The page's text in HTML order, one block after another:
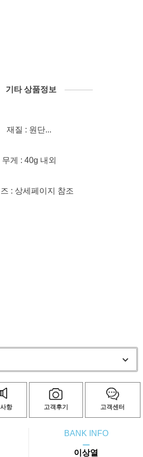
기타 상품정보 ─────
재질 : 원단...
무게 : 40g 내외
: 상세페이지 참조
항 고객후기 고객센터
BANK INFO
ㅡ
이상열